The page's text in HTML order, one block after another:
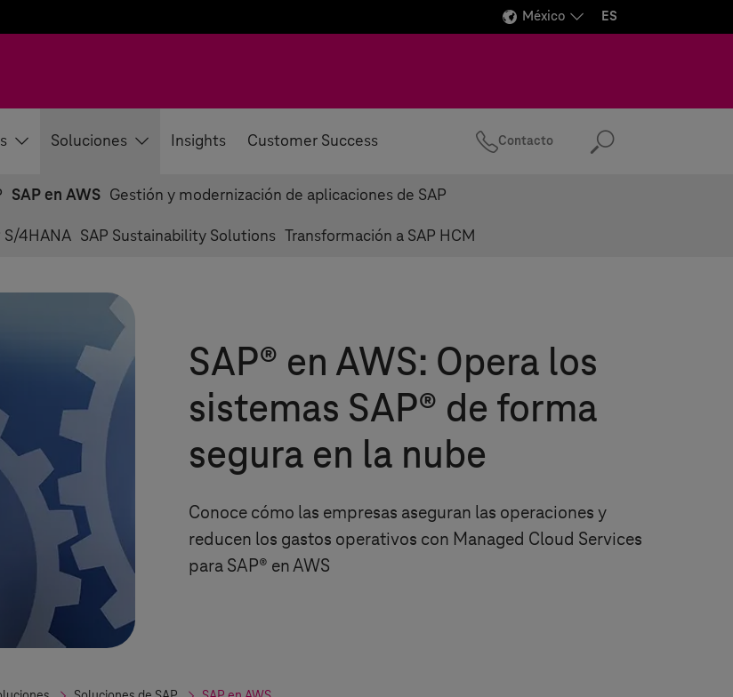
México ES
Soluciones Insights Customer Success Contacto Buscar
SAP en AWS Gestión y modernización de aplicaciones de SAP
S/4HANA SAP Sustainability Solutions Transformación a SAP HCM
SAP® en AWS: Opera los
sistemas SAP® de forma
segura en la nube
Conoce cómo las empresas aseguran las operaciones y
reducen los gastos operativos con Managed Cloud Services
para SAP® en AWS